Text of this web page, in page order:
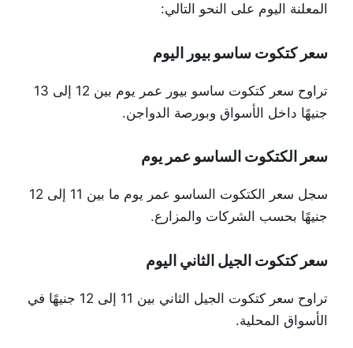
المعلنة اليوم على النحو التالي:
سعر كتكوت ساسو بيور اليوم
تراوح سعر كتكوت ساسو بيور عمر يوم بين 12 إلى 13
جنيهًا داخل الأسواق وبورصة الدواجن.
سعر الكتكوت الساسو عمر يوم
سجل سعر الكتكوت الساسو عمر يوم ما بين 11 إلى 12
جنيهًا بحسب الشركات والمزارع.
سعر كتكوت الجيل الثاني اليوم
تراوح سعر كتكوت الجيل الثاني بين 11 إلى 12 جنيهًا في
الأسواق المحلية.